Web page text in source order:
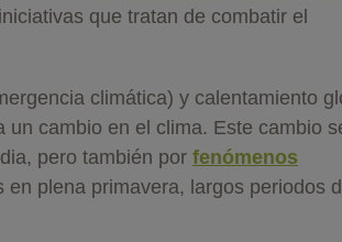
que tratan de combatir el
climática) y calentamiento
un cambio en el clima. Este cambio
pero también por fenómenos
plena primavera, largos periodos